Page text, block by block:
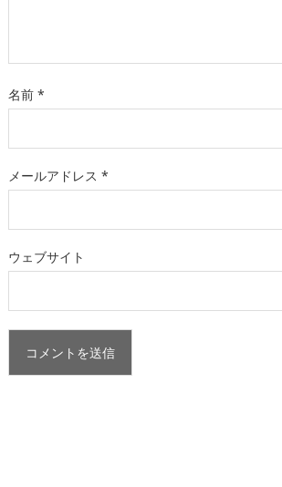
名前 *
メールアドレス *
ウェブサイト